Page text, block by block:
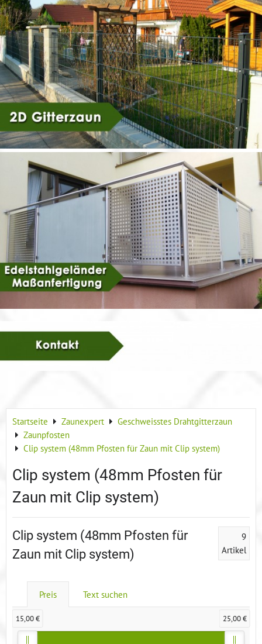
Startseite Zaunexpert
Geschweisstes Drahtgitterzaun
Zaunpfosten
Clip system (48mm Pfosten für Zaun mit Clip system)
Clip system (48mm Pfosten für
Zaun mit Clip system)
Clip system (48mm Pfosten für
Zaun mit Clip system)
9
Artikel
Preis Text suchen
15,00 € 25,00 €